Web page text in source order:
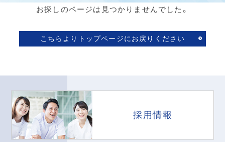
お探しのページは見つかりませんでした。
こちらよりトップページにお戻りください
採用情報